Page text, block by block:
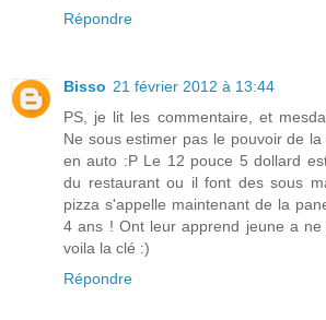
Répondre
Bisso 21 février 2012 à 13:44
PS, je lit les commentaire, et
Ne sous estimer pas le pouvoir de
en auto :P Le 12 pouce 5 dollard
du restaurant ou il font des sous
pizza s'appelle maintenant de la
4 ans ! Ont leur apprend jeune a ne
voila la clé :)
Répondre